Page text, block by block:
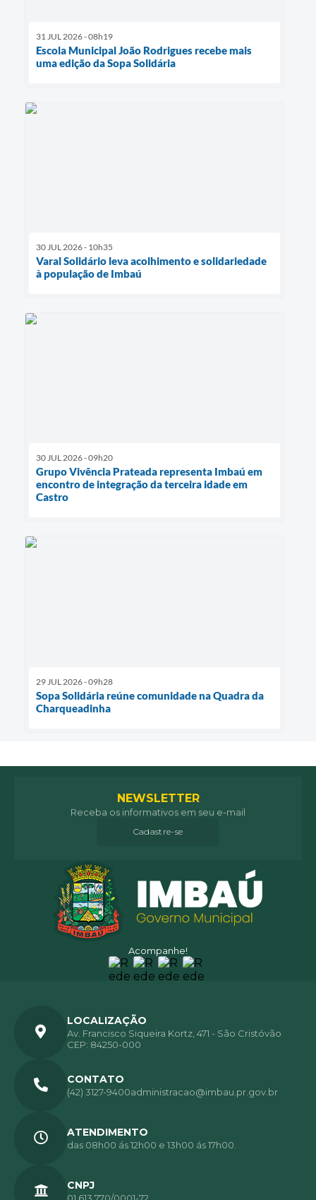
31 JUL 2026 - 08h19
Escola Municipal João Rodrigues recebe mais
uma edição da Sopa Solidária
30 JUL 2026 - 10h35
Varal Solidário leva acolhimento e solidariedade
à população de Imbaú
30 JUL 2026 - 09h20
Grupo Vivência Prateada representa Imbaú em
encontro de integração da terceira idade em
Castro
29 JUL 2026 - 09h28
Sopa Solidária reúne comunidade na Quadra da
Charqueadinha
Acompanhe!
NEWSLETTER
Receba os informativos em seu e-mail
Cadastre-se
LOCALIZAÇÃO
Av. Francisco Siqueira Kortz, 471 - São Cristóvão
CEP: 84250-000
CONTATO
(42) 3127-9400administracao@imbau.pr.gov.br
ATENDIMENTO
das 08h00 ás 12h00 e 13h00 ás 17h00.
CNPJ